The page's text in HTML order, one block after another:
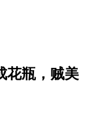
花瓶，贼美